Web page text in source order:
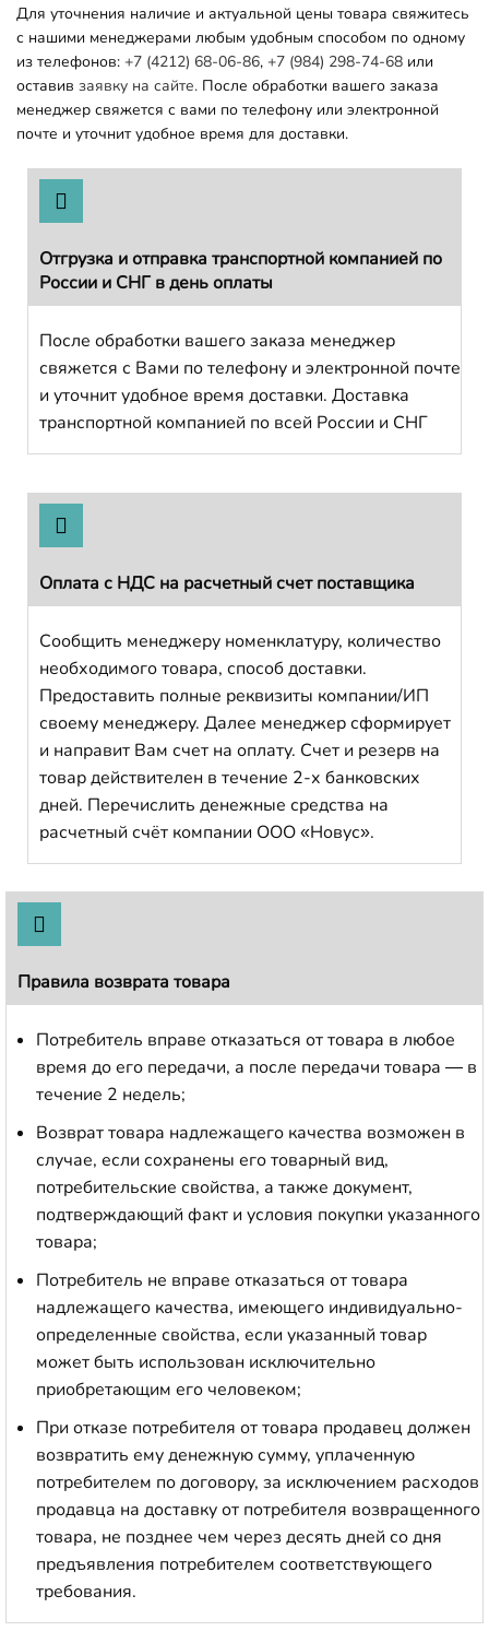
Для уточнения наличие и актуальной цены товара свяжитесь
с нашими менеджерами любым удобным способом по одному
из телефонов: +7 (4212) 68-06-86, +7 (984) 298-74-68 или
оставив заявку на сайте. После обработки вашего заказа
менеджер свяжется с вами по телефону или электронной
почте и уточнит удобное время для доставки.
Отгрузка и отправка транспортной компанией по
России и СНГ в день оплаты
После обработки вашего заказа менеджер
свяжется с Вами по телефону и электронной почте
и уточнит удобное время доставки. Доставка
транспортной компанией по всей России и СНГ
Оплата с НДС на расчетный счет поставщика
Сообщить менеджеру номенклатуру, количество
необходимого товара, способ доставки.
Предоставить полные реквизиты компании/ИП
своему менеджеру. Далее менеджер сформирует
и направит Вам счет на оплату. Счет и резерв на
товар действителен в течение 2-х банковских
дней. Перечислить денежные средства на
расчетный счёт компании ООО «Новус».
Правила возврата товара
Потребитель вправе отказаться от товара в любое
время до его передачи, а после передачи товара — в
течение 2 недель;
Возврат товара надлежащего качества возможен в
случае, если сохранены его товарный вид,
потребительские свойства, а также документ,
подтверждающий факт и условия покупки указанного
товара;
Потребитель не вправе отказаться от товара
надлежащего качества, имеющего индивидуально-
определенные свойства, если указанный товар
может быть использован исключительно
приобретающим его человеком;
При отказе потребителя от товара продавец должен
возвратить ему денежную сумму, уплаченную
потребителем по договору, за исключением расходов
продавца на доставку от потребителя возвращенного
товара, не позднее чем через десять дней со дня
предъявления потребителем соответствующего
требования.